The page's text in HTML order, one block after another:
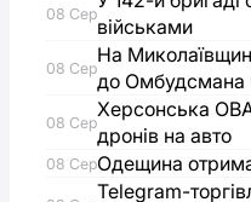
Одесі
театр
“Маски”
08 Сер
військами
08 Сер
На
до Омбудсмана
08 Сер
Херсонська
дронів на авто
08 СерОдещина
Telegram-